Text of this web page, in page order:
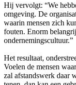
Hij vervolgt: “We
omgeving. De
waarin mensen zich
fouten. Enorm
ondernemingscultuur.”
Het resultaat,
Voelen de mensen
zal afstandswerk daar